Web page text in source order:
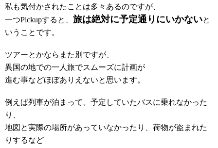
私も気付かされたことは多々あるのですが、
一つPickupすると、 旅は絶対に予定通りにいかないと
いうことです。
ツアーとかならまた別ですが、
異国の地での一人旅でスムーズに計画が
進む事などほぼありえないと思います。
例えば列車が泊まって、予定していたバスに乗れなかった
り、
地図と実際の場所があっていなかったり、荷物が盗まれた
りするなど